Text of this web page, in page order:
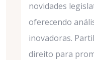
novidades
oferecendo
inovadoras.
direito para